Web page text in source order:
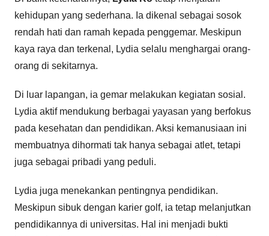
kehidupan yang sederhana. Ia dikenal sebagai sosok
rendah hati dan ramah kepada penggemar. Meskipun
kaya raya dan terkenal, Lydia selalu menghargai orang-
orang di sekitarnya.
Di luar lapangan, ia gemar melakukan kegiatan sosial.
Lydia aktif mendukung berbagai yayasan yang berfokus
pada kesehatan dan pendidikan. Aksi kemanusiaan ini
membuatnya dihormati tak hanya sebagai atlet, tetapi
juga sebagai pribadi yang peduli.
Lydia juga menekankan pentingnya pendidikan.
Meskipun sibuk dengan karier golf, ia tetap melanjutkan
pendidikannya di universitas. Hal ini menjadi bukti